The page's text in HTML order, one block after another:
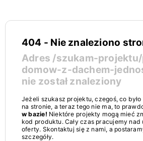
404 - Nie znaleziono
Adres /szukam-
domow-z-dachem-
nie został znaleziony
Jeżeli szukasz projektu, czegoś, co
na stronie, a teraz tego nie ma, to
w bazie! Niektóre projekty mogą mieć
kod produktu. Cały czas pracujemy nad
oferty. Skontaktuj się z nami, a
szczegóły.